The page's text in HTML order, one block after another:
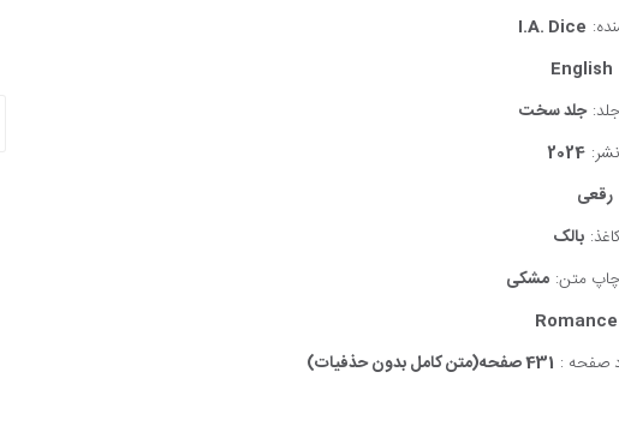
I.A. Dice
English
جلد سخت
2024
رقعی
بالک
متن: مشکی
Romance
صفحه : 431 صفحه(متن کامل بدون حذفیات)